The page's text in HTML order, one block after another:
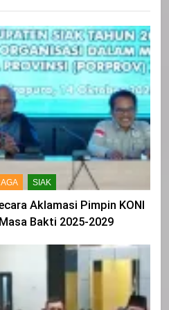
SIAK
Aklamasi Pimpin KONI
Bakti 2025-2029